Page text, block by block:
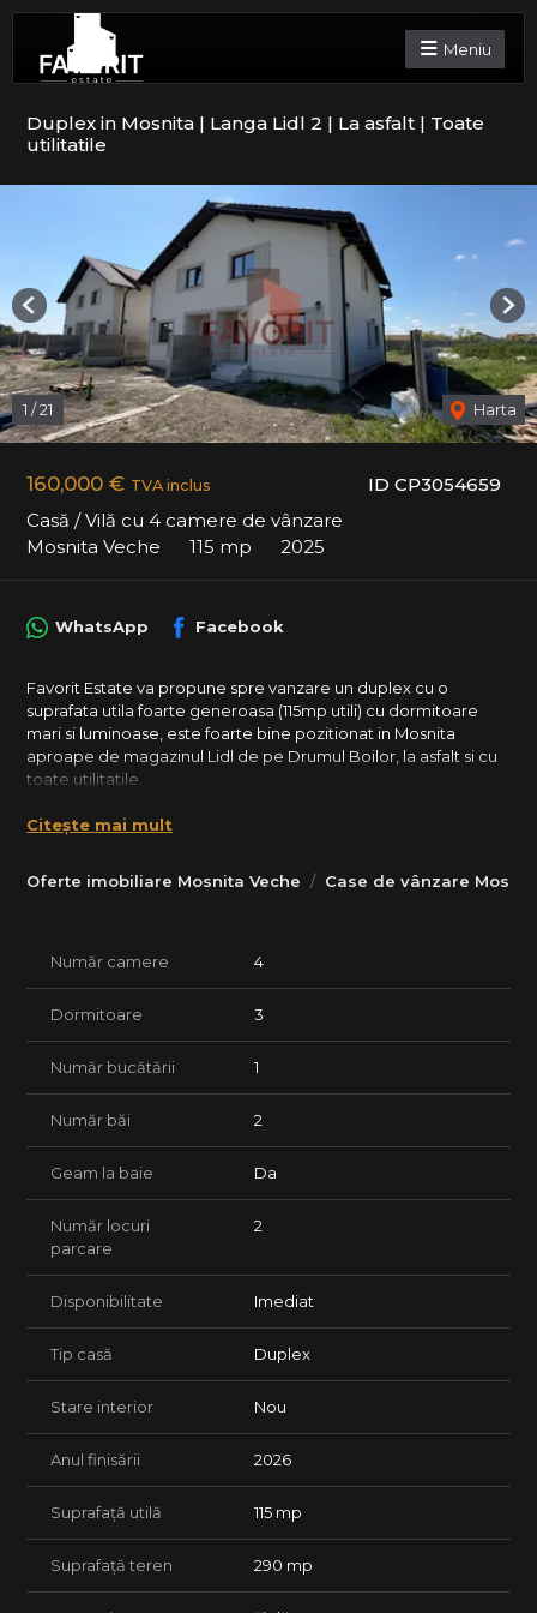
Meniu
Duplex in Mosnita | Langa Lidl 2 | La asfalt | Toate
utilitatile
ID CP3054659
160,000 € TVA inclus
Casă / Vilă cu 4 camere de vânzare
Mosnita Veche
115 mp 2025
1 /21 Harta
Previous
Oferte imobiliare Mosnita Veche Case de vânzare
WhatsApp Facebook
Favorit Estate va propune spre vanzare un duplex cu o
suprafata utila foarte generoasa (115mp utili) cu dormitoare
mari si luminoase, este foarte bine pozitionat in Mosnita
aproape de magazinul Lidl de pe Drumul Boilor, la asfalt si cu
toate utilitatile.
Duplexul beneficiaza de zona privata (vor fi undeva la 6 case
• Teren: 290 mp
- parter: Hol de acces, dormitor generos (13mp), baie, spatiu
de depozitare sub scara, living+bucatarie open space.
- etaj: hol, 2 dormitoare mari (>20mp) , baie mare cu vana.
inaltime mare
Constructie & finisaje:
• Geamuri tripan
• Izolatie: 10 cm
• Pereti tencuiti (fara rigips)
• Finisaje moderne si alese cu atentie la detalii;
*Totodata toate sunt situate pe o strada privata care va fi
ingradita cu garduri de beton, poarta de acces auto cu
telecomanda.
Utilitati:
• Curent
• Canalizare
• Asfalt
Avantaje locatie:
• Statie de transport in comun la 2 min.
Citește mai mult
Număr camere 4
Dormitoare 3
Număr bucătării 1
Număr băi 2
Geam la baie Da
Număr locuri
parcare
2
Disponibilitate Imediat
Tip casă Duplex
Stare interior Nou
Anul finisării 2026
Suprafață utilă 115 mp
Suprafață teren 290 mp